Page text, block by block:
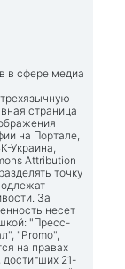
в сфере медиа
страница
на Портале,
Украина,
Attribution
точку
За
несет
"Пресс-
"Promo",
на правах
21-